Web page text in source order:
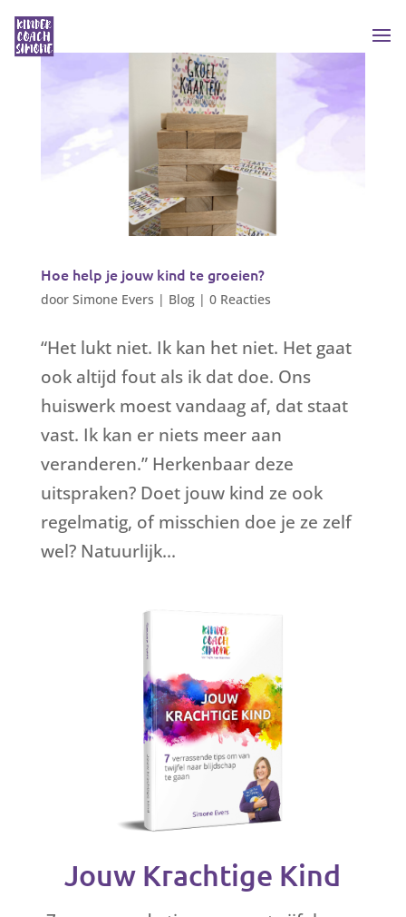
Hoe help je jouw kind te groeien?
door Simone Evers | Blog| 0 Reacties
“Het lukt niet. Ik kan het niet. Het gaat
ook altijd fout als ik dat doe. Ons
huiswerk moest vandaag af, dat staat
vast. Ik kan er niets meer aan
veranderen.” Herkenbaar deze
uitspraken? Doet jouw kind ze ook
regelmatig, of misschien doe je ze zelf
wel? Natuurlijk...
Jouw Krachtige Kind